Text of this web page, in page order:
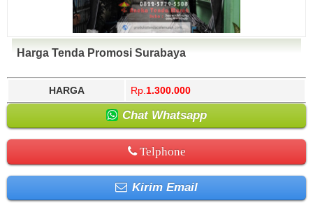
Harga Tenda Promosi Surabaya
HARGA Rp. 1.300.000
Chat Whatsapp
Telphone
Kirim Email